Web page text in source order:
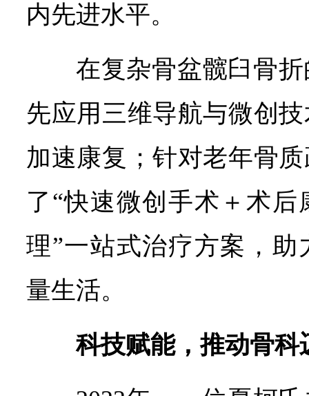
内先进水平。
在复杂骨盆髋臼骨
先应用三维导航与微创
加速康复；针对老年骨
了“快速微创手术＋术
理”一站式治疗方案，
量生活。
科技赋能，推动骨科